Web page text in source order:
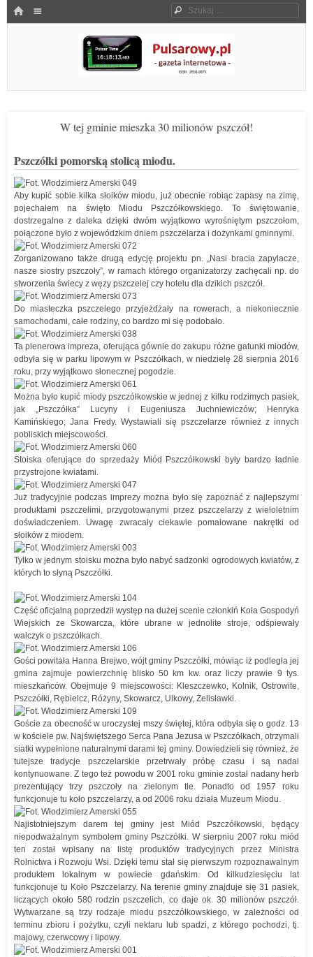
HOME Szukaj
Pulsarowy.pl
W tej gminie mieszka 30 milionów pszczół!
Pszczółki pomorską stolicą miodu.
Aby kupić sobie kilka słoików miodu, już obecnie robiąc zapasy na zimę,
pojechałem na święto Miodu Pszczółkowskiego. To świętowanie,
dostrzegalne z daleka dzięki dwóm wyjątkowo wyrośniętym pszczołom,
połączone było z wojewódzkim dniem pszczelarza i dożynkami gminnymi.
Zorganizowano także drugą edycję projektu pn. „Nasi bracia zapylacze,
nasze siostry pszczoły”, w ramach którego organizatorzy zachęcali np. do
stworzenia świecy z węzy pszczelej czy hotelu dla dzikich pszczół.
Do miasteczka pszczelego przyjeżdżały na rowerach, a niekoniecznie
samochodami, całe rodziny, co bardzo mi się podobało.
Ta plenerowa impreza, oferująca gównie do zakupu różne gatunki miodów,
odbyła się w parku lipowym w Pszczółkach, w niedzielę 28 sierpnia 2016
roku, przy wyjątkowo słonecznej pogodzie.
Można było kupić miody pszczółkowskie w jednej z kilku rodzimych pasiek,
jak „Pszczółka” Lucyny i Eugeniusza Juchniewiczów; Henryka
Kamińskiego; Jana Fredy. Wystawiali się pszczelarze również z innych
pobliskich miejscowości.
Stoiska oferujące do sprzedaży Miód Pszczółkowski były bardzo ładnie
przystrojone kwiatami.
Już tradycyjnie podczas imprezy można było się zapoznać z najlepszymi
produktami pszczelimi, przygotowanymi przez pszczelarzy z wieloletnim
doświadczeniem. Uwagę zwracały ciekawie pomalowane nakrętki od
słoików z miodem.
Tylko w jednym stoisku można było nabyć sadzonki ogrodowych kwiatów, z
których to słyną Pszczółki.
Część oficjalną poprzedził występ na dużej scenie członkiń Koła Gospodyń
Wiejskich ze Skowarcza, które ubrane w jednolite stroje, odśpiewały
walczyk o pszczółkach.
Gości powitała Hanna Brejwo, wójt gminy Pszczółki, mówiąc iż podległa jej
gmina zajmuje powierzchnię blisko 50 km kw. oraz liczy prawie 9 tys.
mieszkańców. Obejmuje 9 miejscowości: Kleszczewko, Kolnik, Ostrowite,
Pszczółki, Rębielcz, Różyny, Skowarcz, Ulkowy, Żelisławki.
Goście za obecność w uroczystej mszy świętej, która odbyła się o godz. 13
w kościele pw. Najświętszego Serca Pana Jezusa w Pszczółkach, otrzymali
siatki wypełnione naturalnymi darami tej gminy. Dowiedzieli się również, że
tutejsze tradycje pszczelarskie przetrwały próbę czasu i są nadal
kontynuowane. Z tego też powodu w 2001 roku gminie został nadany herb
prezentujący trzy pszczoły na zielonym tle. Ponadto od 1957 roku
funkcjonuje tu koło pszczelarzy, a od 2006 roku działa Muzeum Miodu.
Najistotniejszym darem tej gminy jest Miód Pszczółkowski, będący
niepodważalnym symbolem gminy Pszczółki. W sierpniu 2007 roku miód
ten został wpisany na listę produktów tradycyjnych przez Ministra
Rolnictwa i Rozwoju Wsi. Dzięki temu stał się pierwszym rozpoznawalnym
produktem lokalnym w powiecie gdańskim. Od kilkudziesięciu lat
funkcjonuje tu Koło Pszczelarzy. Na terenie gminy znajduje się 31 pasiek,
liczących około 580 rodzin pszczelich, co daje ok. 30 milionów pszczół.
Wytwarzane są trzy rodzaje miodu pszczółkowskiego, w zależności od
terminu zbioru i pożytku, czyli nektaru lub spadzi, z którego pochodzi, tj.
majowy, czerwcowy i lipowy.